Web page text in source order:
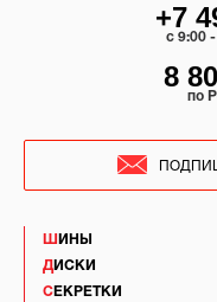
ШИНЫ
ДИСКИ
СЕКРЕТКИ
+7
c 9:00
8
по